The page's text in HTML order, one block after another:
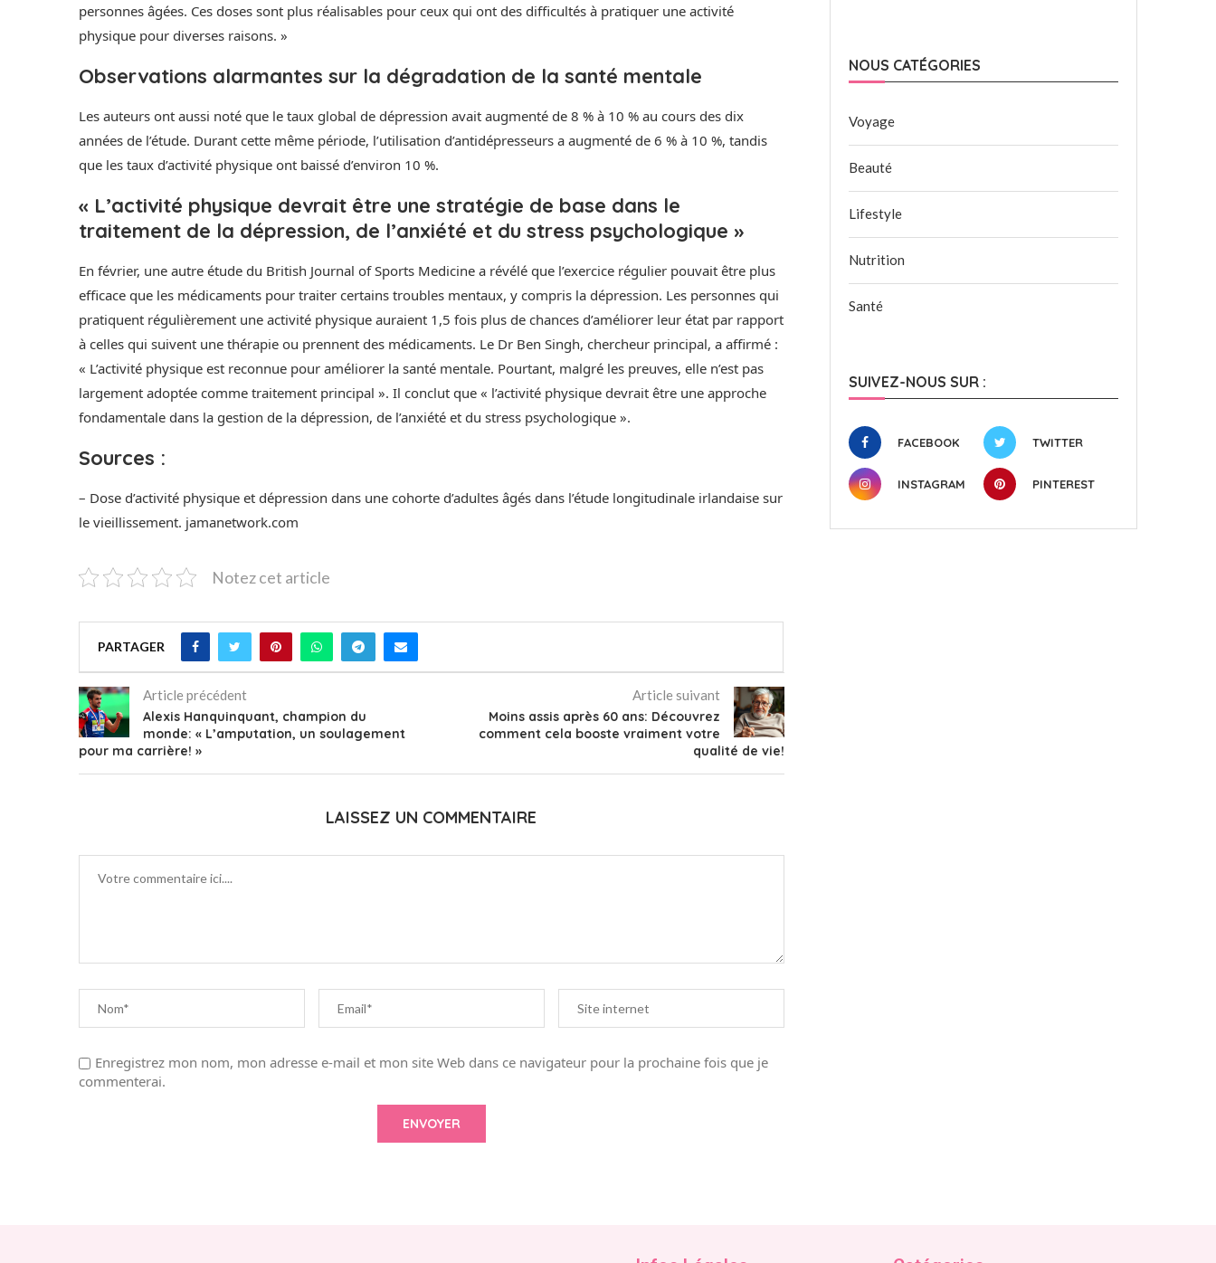
personnes âgées. Ces doses sont plus réalisables pour ceux qui ont des difficultés à pratiquer une activité
physique pour diverses raisons. »
Observations alarmantes sur la dégradation de la santé mentale
Les auteurs ont aussi noté que le taux global de dépression avait augmenté de 8 % à 10 % au cours des dix
années de l’étude. Durant cette même période, l’utilisation d’antidépresseurs a augmenté de 6 % à 10 %, tandis
que les taux d’activité physique ont baissé d’environ 10 %.
« L’activité physique devrait être une stratégie de base dans le
traitement de la dépression, de l’anxiété et du stress psychologique »
En février, une autre étude du British Journal of Sports Medicine a révélé que l’exercice régulier pouvait être plus
efficace que les médicaments pour traiter certains troubles mentaux, y compris la dépression. Les personnes qui
pratiquent régulièrement une activité physique auraient 1,5 fois plus de chances d’améliorer leur état par rapport
à celles qui suivent une thérapie ou prennent des médicaments. Le Dr Ben Singh, chercheur principal, a affirmé :
« L’activité physique est reconnue pour améliorer la santé mentale. Pourtant, malgré les preuves, elle n’est pas
largement adoptée comme traitement principal ». Il conclut que « l’activité physique devrait être une approche
fondamentale dans la gestion de la dépression, de l’anxiété et du stress psychologique ».
Sources :
– Dose d’activité physique et dépression dans une cohorte d’adultes âgés dans l’étude longitudinale irlandaise sur
le vieillissement. jamanetwork.com
Notez cet article
PARTAGER
Article précédent
Alexis Hanquinquant, champion du
monde: « L’amputation, un soulagement
pour ma carrière! »
Article suivant
Moins assis après 60 ans: Découvrez
comment cela booste vraiment votre
qualité de vie!
LAISSEZ UN COMMENTAIRE
Enregistrez mon nom, mon adresse e-mail et mon site Web dans ce navigateur pour la prochaine fois que je
commenterai.
NOUS CATÉGORIES
Voyage
Beauté
Lifestyle
Nutrition
Santé
SUIVEZ-NOUS SUR :
FACEBOOK TWITTER
INSTAGRAM PINTEREST